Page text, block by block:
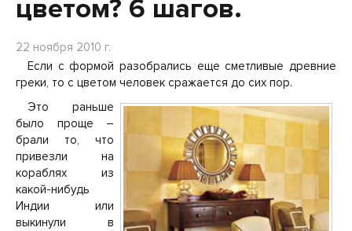
цветом? 6 шагов.
22 ноября 2010 г.
Если с формой разобрались еще сметливые древние
греки, то с цветом человек сражается до сих пор.
Это раньше
было проще –
брали то, что
привезли на
кораблях из
какой-нибудь
Индии или
выкинули в